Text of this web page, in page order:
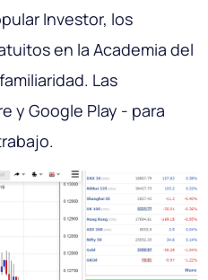
Investor, los
en la Academia del
Las
y Google Play - para